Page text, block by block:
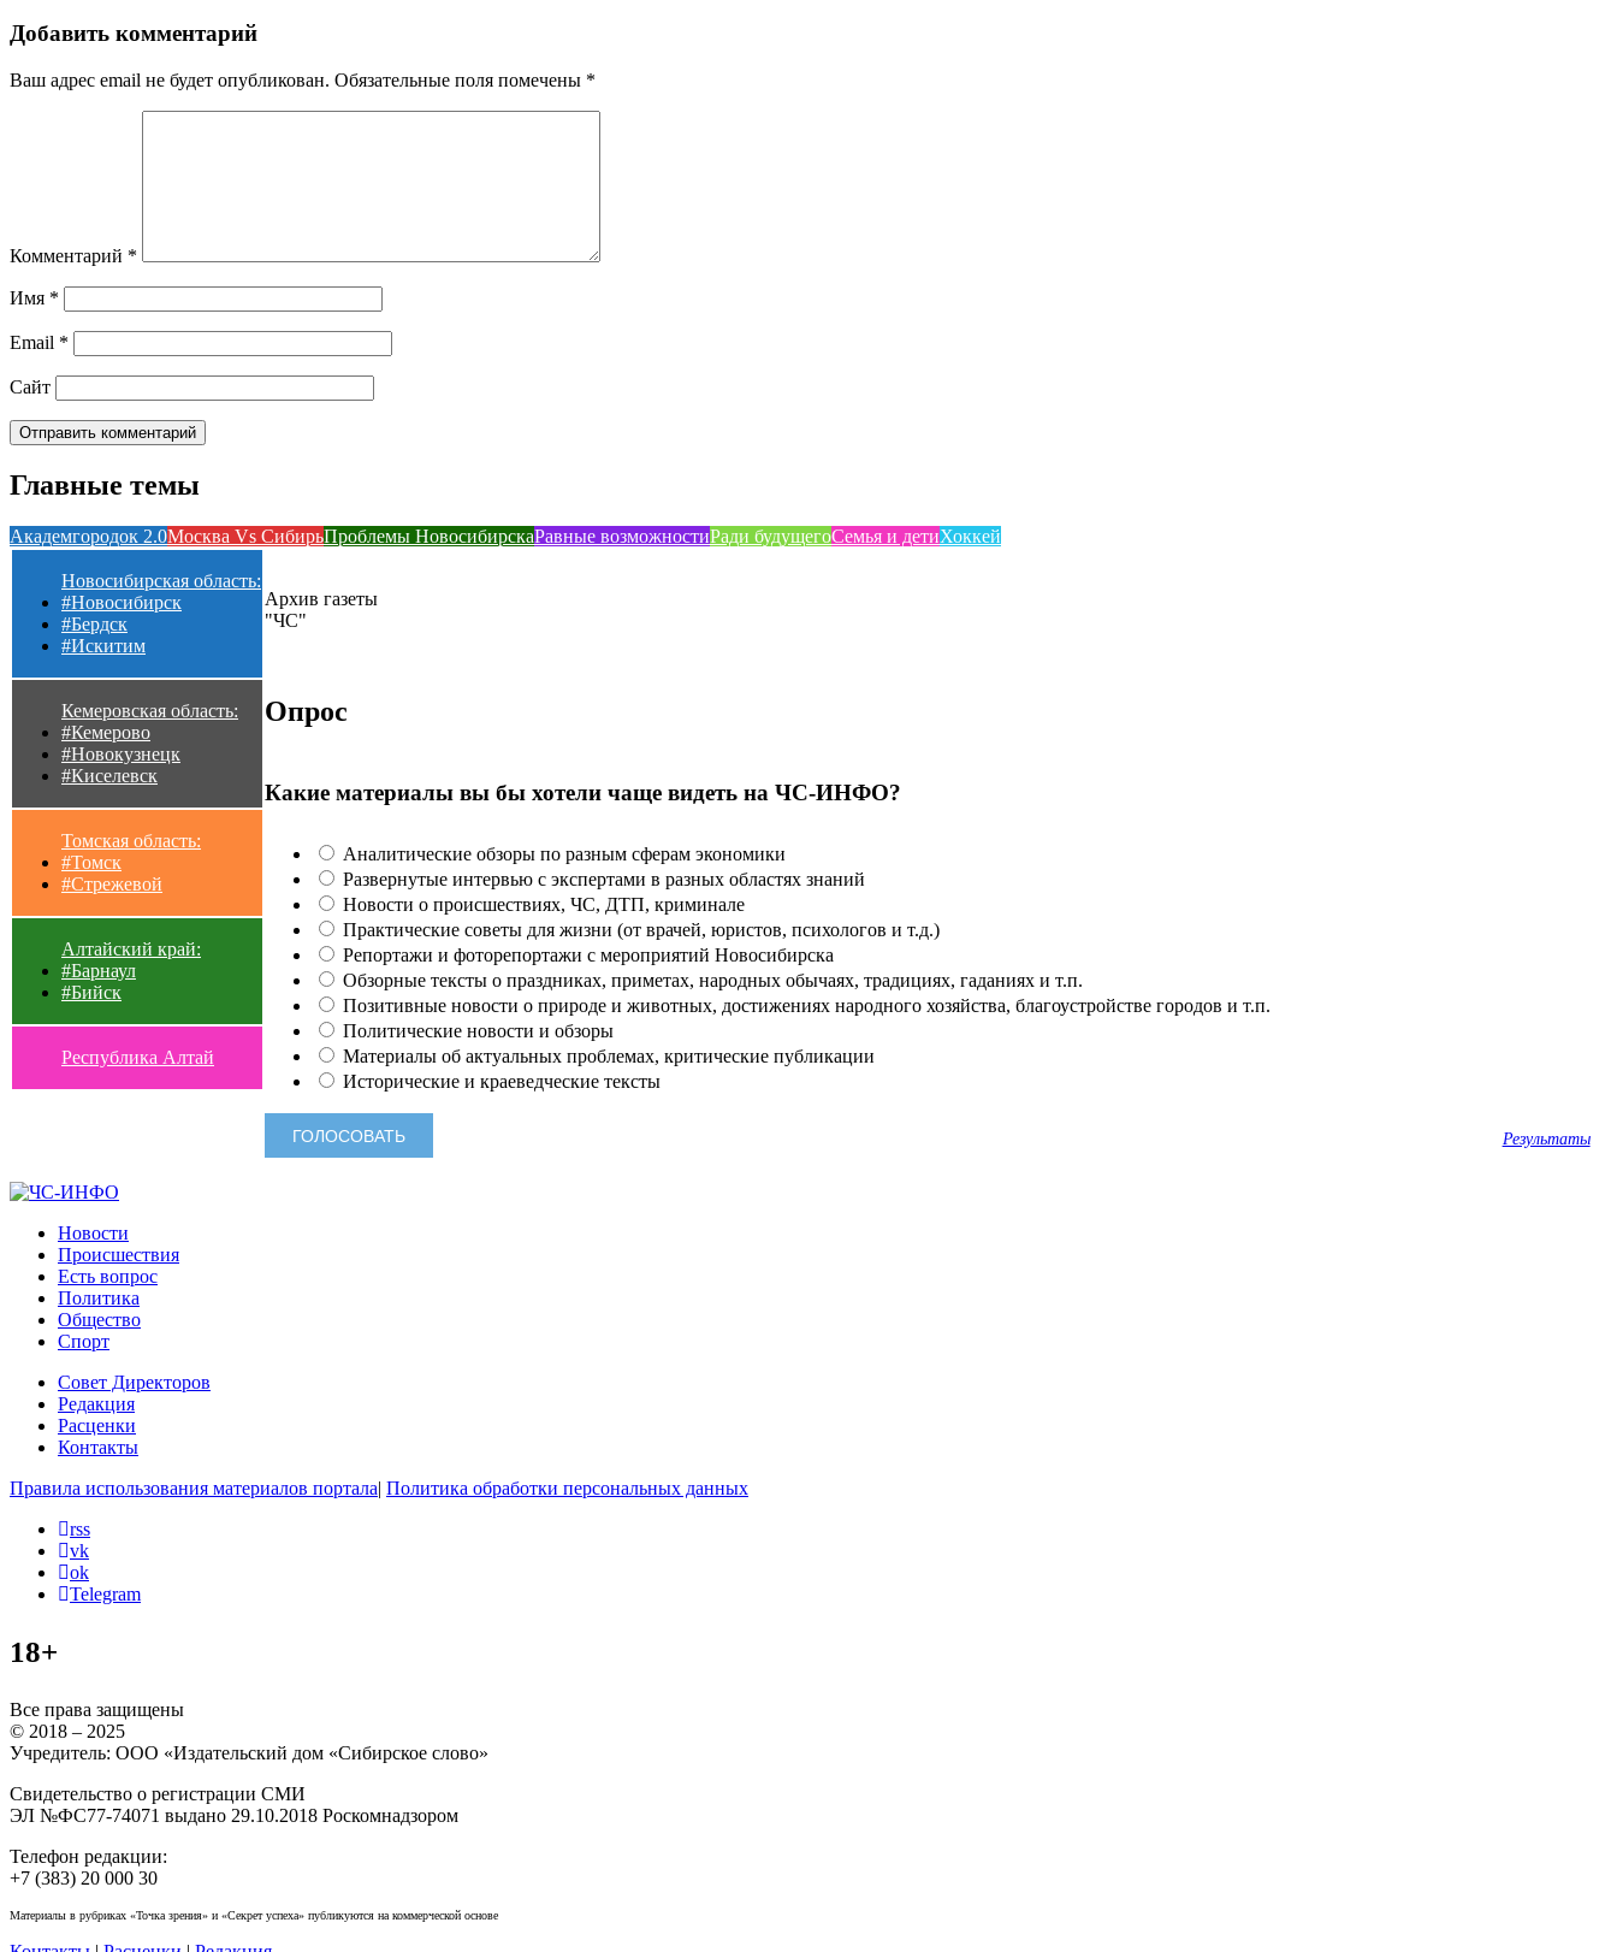
Добавить комментарий
Ваш адрес email не будет опубликован. Обязательные поля помечены *
Комментарий *
Имя *
Email *
Сайт
Главные темы
Академгородок 2.0Москва Vs СибирьПроблемы НовосибирскаРавные возможностиРади будущегоСемья и детиХоккей
Новосибирская область:
#Новосибирск
#Бердск
#Искитим
Кемеровская область:
#Кемерово
#Новокузнецк
#Киселевск
Томская область:
#Томск
#Стрежевой
Алтайский край:
#Барнаул
#Бийск
Республика Алтай
Архив газеты
"ЧС"
Опрос
Какие материалы вы бы хотели чаще видеть на ЧС-ИНФО?
Аналитические обзоры по разным сферам экономики
Развернутые интервью с экспертами в разных областях знаний
Новости о происшествиях, ЧС, ДТП, криминале
Практические советы для жизни (от врачей, юристов, психологов и т.д.)
Репортажи и фоторепортажи с мероприятий Новосибирска
Обзорные тексты о праздниках, приметах, народных обычаях, традициях, гаданиях и т.п.
Позитивные новости о природе и животных, достижениях народного хозяйства, благоустройстве городов и т.п.
Политические новости и обзоры
Материалы об актуальных проблемах, критические публикации
Исторические и краеведческие тексты
Результаты
Новости
Происшествия
Есть вопрос
Политика
Общество
Спорт
Совет Директоров
Редакция
Расценки
Контакты
Правила использования материалов портала| Политика обработки персональных данных
rss
vk
ok
Telegram
18+
Все права защищены
© 2018 – 2025
Учредитель: ООО «Издательский дом «Сибирское слово»
Свидетельство о регистрации СМИ
ЭЛ №ФС77-74071 выдано 29.10.2018 Роскомнадзором
Телефон редакции:
+7 (383) 20 000 30
Материалы в рубриках «Точка зрения» и «Секрет успеха» публикуются на коммерческой основе